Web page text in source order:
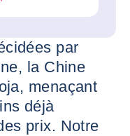
par
la Chine
menaçant
déjà
prix. Notre